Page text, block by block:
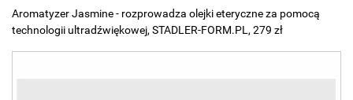
Aromatyzer Jasmine - rozprowadza olejki eteryczne za pomocą
technologii ultradźwiękowej, STADLER-FORM.PL, 279 zł